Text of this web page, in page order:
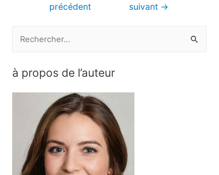
précédent
suivant →
h
à propos de l’auteur